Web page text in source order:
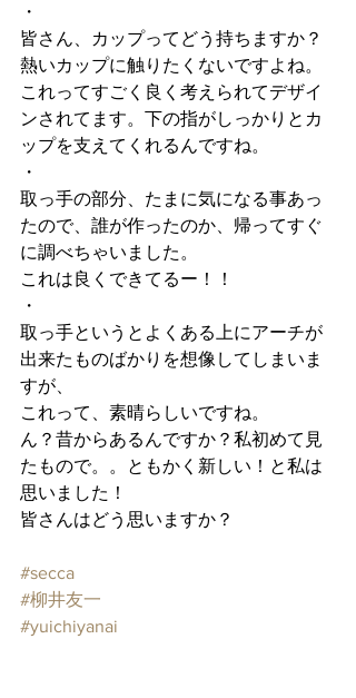
・
皆さん、カップってどう持ちますか？
熱いカップに触りたくないですよね。
これってすごく良く考えられてデザイ
ンされてます。下の指がしっかりとカ
ップを支えてくれるんですね。
・
取っ手の部分、たまに気になる事あっ
たので、誰が作ったのか、帰ってすぐ
に調べちゃいました。
これは良くできてるー！！
・
取っ手というとよくある上にアーチが
出来たものばかりを想像してしまいま
すが、
これって、素晴らしいですね。
ん？昔からあるんですか？私初めて見
たもので。。ともかく新しい！と私は
思いました！
皆さんはどう思いますか？
#secca
#柳井友一
#yuichiyanai